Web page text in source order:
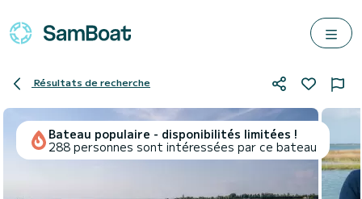
Résultats de recherche
Bateau populaire - disponibilités limitées !
288 personnes sont intéressées par ce bateau